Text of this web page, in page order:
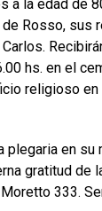
a la edad de
de Rosso, sus
hs. en el
religioso en
plegaria en su
gratitud de
333.